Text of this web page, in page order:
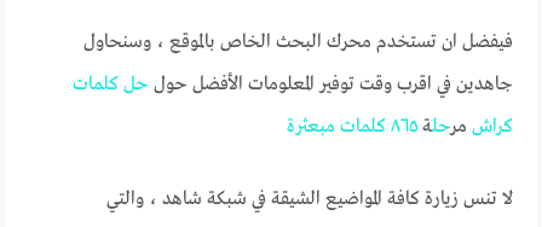
فيفضل ان تستخدم محرك البحث الخاص بالموقع ، وسنحاول
جاهدين في اقرب وقت توفير المعلومات الأفضل حول حل كلمات
كراش مرحلة٨٦٥ كلمات مبعثرة
لا تنس زيارة كافة المواضيع الشيقة في شبكة شاهد ، والتي